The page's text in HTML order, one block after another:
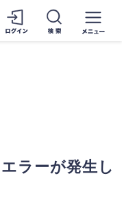
ラーが発生し